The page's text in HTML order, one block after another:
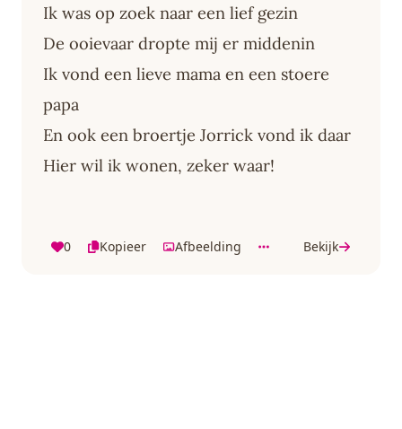
Ik was op zoek naar een lief gezin
De ooievaar dropte mij er middenin
Ik vond een lieve mama en een stoere
papa
En ook een broertje Jorrick vond ik daar
Hier wil ik wonen, zeker waar!
0 Kopieer Afbeelding Bekijk